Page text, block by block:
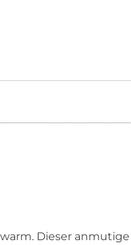
Dieser anmutige